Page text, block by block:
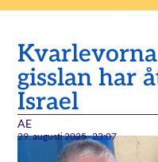
gisslan har
Israel
AE
29. augusti 2025 23:07